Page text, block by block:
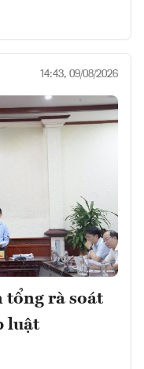
14:43, 09/08/2026
tổng rà soát
luật